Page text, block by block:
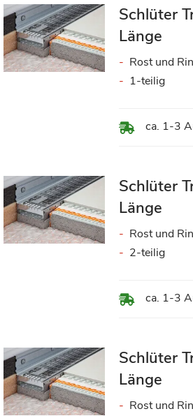
Schlüter
Länge
ca. 1-3
Rost und
1-teilig
Schlüter
Länge
ca. 1-3
Rost und
2-teilig
Schlüter
Länge
Rost und